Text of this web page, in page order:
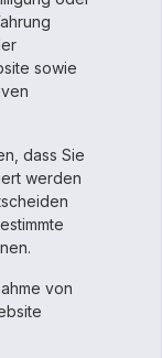
sowie
dass Sie
werden
von